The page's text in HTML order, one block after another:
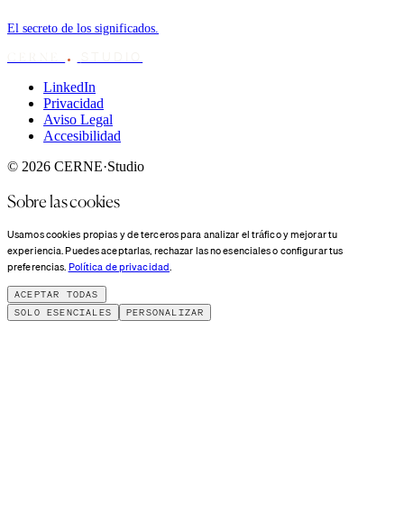
El secreto de los significados.
LinkedIn
Privacidad
Aviso Legal
Accesibilidad
© 2026 CERNE·Studio
Sobre las cookies
Usamos cookies propias y de terceros para analizar el tráfico y mejorar tu
experiencia. Puedes aceptarlas, rechazar las no esenciales o configurar tus
preferencias.Política de privacidad.
ACEPTAR TODAS
SOLO ESENCIALES
PERSONALIZAR